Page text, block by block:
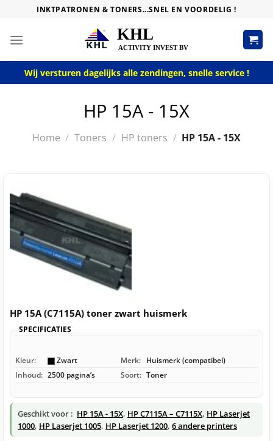
content
INKTPATRONEN & TONERS...SNEL EN VOORDELIG !
Wij versturen dagelijks alle zendingen, snelle service !
HP 15A - 15X
Home / Toners / HP toners / HP 15A - 15X
HP 15A (C7115A) toner zwart huismerk
SPECIFICATIES
Kleur: Zwart Merk: Huismerk (compatibel)
Inhoud: 2500 pagina’s Soort: Toner
Geschikt voor : HP 15A - 15X, HP C7115A – C7115X, HP Laserjet
1000, HP Laserjet 1005, HP Laserjet 1200, 6 andere printers